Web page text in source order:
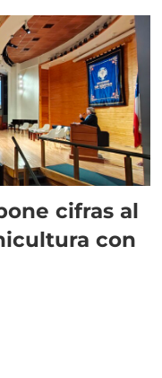
cifras al
con